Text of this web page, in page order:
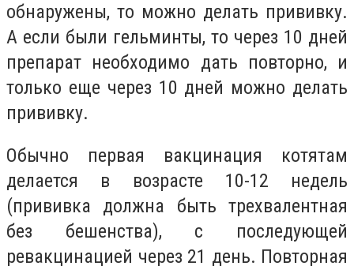
обнаружены, то можно делать прививку.
А если были гельминты, то через 10 дней
препарат необходимо дать повторно, и
только еще через 10 дней можно делать
прививку.
Обычно первая вакцинация котятам
делается в возрасте 10-12 недель
(прививка должна быть трехвалентная
без бешенства), с последующей
ревакцинацией через 21 день. Повторная